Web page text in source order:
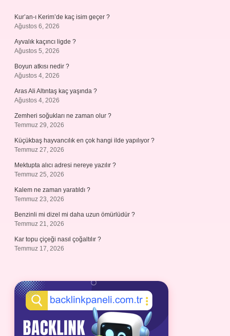
Kur’an-ı Kerim’de kaç isim geçer ?
Ağustos 6, 2026
Ayvalık kaçıncı ligde ?
Ağustos 5, 2026
Boyun atkısı nedir ?
Ağustos 4, 2026
Aras Ali Altıntaş kaç yaşında ?
Ağustos 4, 2026
Zemheri soğukları ne zaman olur ?
Temmuz 29, 2026
Küçükbaş hayvancılık en çok hangi ilde yapılıyor ?
Temmuz 27, 2026
Mektupta alıcı adresi nereye yazılır ?
Temmuz 25, 2026
Kalem ne zaman yaratıldı ?
Temmuz 23, 2026
Benzinli mi dizel mi daha uzun ömürlüdür ?
Temmuz 21, 2026
Kar topu çiçeği nasıl çoğaltılır ?
Temmuz 17, 2026